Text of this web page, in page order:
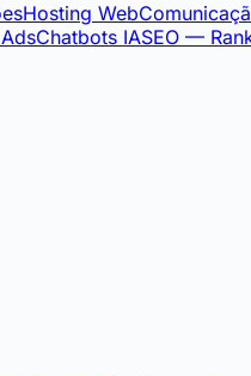
Hosting Web
Chatbots IASEO —